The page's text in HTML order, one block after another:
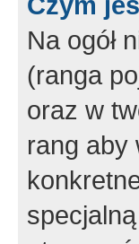
Na ogół
(ranga
oraz w
rang aby